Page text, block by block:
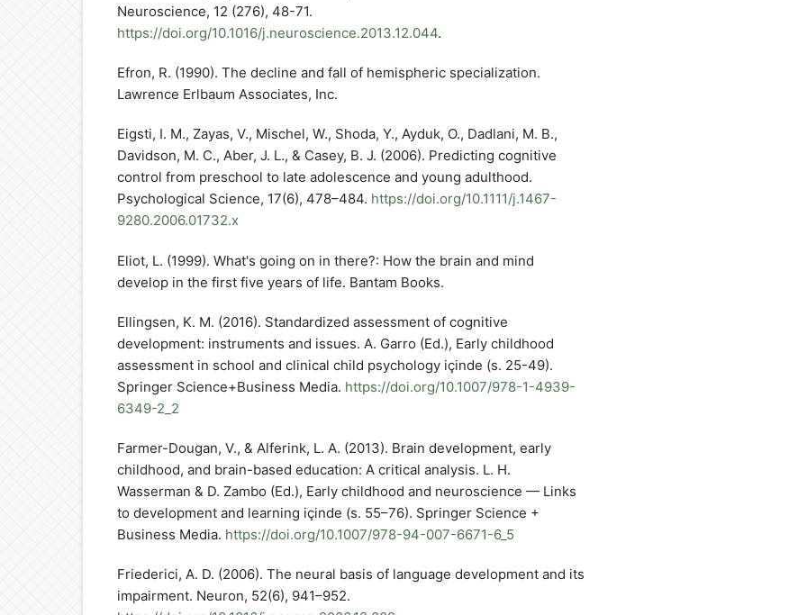
Neuroscience, 12 (276), 48-71.
https://doi.org/10.1016/j.neuroscience.2013.12.044.
Efron, R. (1990). The decline and fall of hemispheric specialization.
Lawrence Erlbaum Associates, Inc.
Eigsti, I. M., Zayas, V., Mischel, W., Shoda, Y., Ayduk, O., Dadlani, M. B.,
Davidson, M. C., Aber, J. L., & Casey, B. J. (2006). Predicting cognitive
control from preschool to late adolescence and young adulthood.
Psychological Science, 17(6), 478–484. https://doi.org/10.1111/j.1467-
9280.2006.01732.x
Eliot, L. (1999). What's going on in there?: How the brain and mind
develop in the first five years of life. Bantam Books.
Ellingsen, K. M. (2016). Standardized assessment of cognitive
development: instruments and issues. A. Garro (Ed.), Early childhood
assessment in school and clinical child psychology içinde (s. 25-49).
Springer Science+Business Media. https://doi.org/10.1007/978-1-4939-
6349-2_2
Farmer-Dougan, V., & Alferink, L. A. (2013). Brain development, early
childhood, and brain-based education: A critical analysis. L. H.
Wasserman & D. Zambo (Ed.), Early childhood and neuroscience — Links
to development and learning içinde (s. 55–76). Springer Science +
Business Media. https://doi.org/10.1007/978-94-007-6671-6_5
Friederici, A. D. (2006). The neural basis of language development and its
impairment. Neuron, 52(6), 941–952.